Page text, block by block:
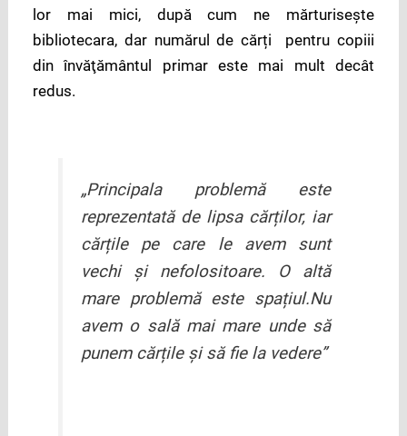
lor mai mici, după cum ne mărturisește
bibliotecara, dar numărul de cărți pentru copiii
din învăţământul primar este mai mult decât
redus.
„Principala problemă este
reprezentată de lipsa cărților, iar
cărțile pe care le avem sunt
vechi și nefolositoare. O altă
mare problemă este spațiul.Nu
avem o sală mai mare unde să
punem cărțile și să fie la vedere”